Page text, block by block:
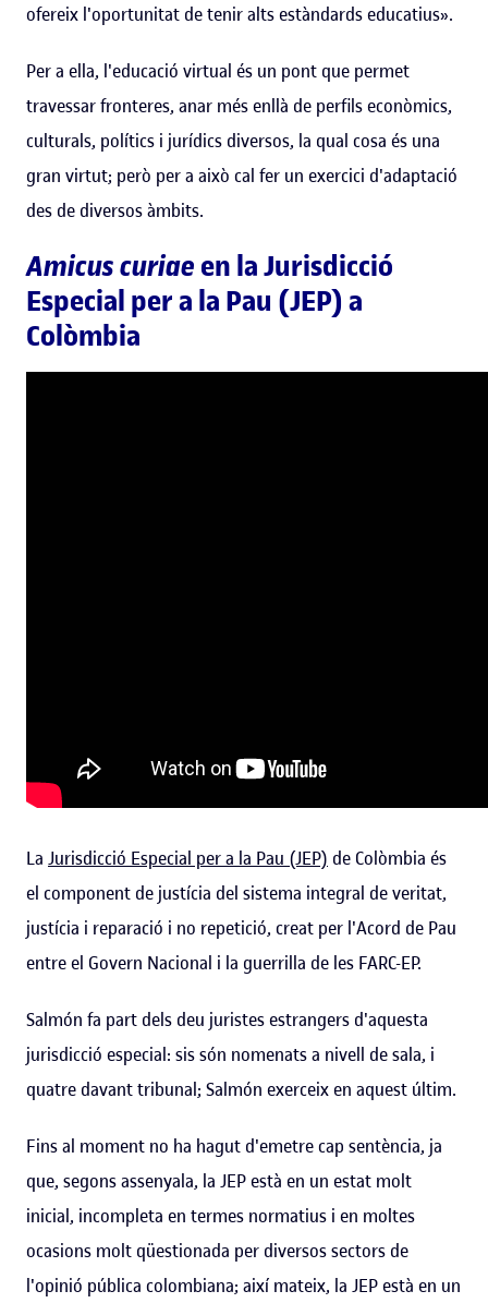
ofereix l'oportunitat de tenir alts estàndards educatius».
Per a ella, l'educació virtual és un pont que permet
travessar fronteres, anar més enllà de perfils econòmics,
culturals, polítics i jurídics diversos, la qual cosa és una
gran virtut; però per a això cal fer un exercici d'adaptació
des de diversos àmbits.
Amicus curiae en la Jurisdicció
Especial per a la Pau (JEP) a
Colòmbia
La Jurisdicció Especial per a la Pau (JEP) de Colòmbia és
el component de justícia del sistema integral de veritat,
justícia i reparació i no repetició, creat per l'Acord de Pau
entre el Govern Nacional i la guerrilla de les FARC-EP.
Salmón fa part dels deu juristes estrangers d'aquesta
jurisdicció especial: sis són nomenats a nivell de sala, i
quatre davant tribunal; Salmón exerceix en aquest últim.
Fins al moment no ha hagut d'emetre cap sentència, ja
que, segons assenyala, la JEP està en un estat molt
inicial, incompleta en termes normatius i en moltes
ocasions molt qüestionada per diversos sectors de
l'opinió pública colombiana; així mateix, la JEP està en un